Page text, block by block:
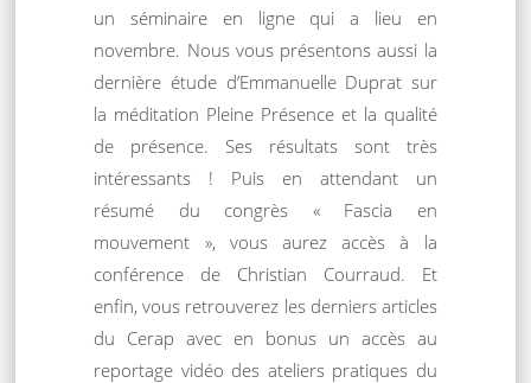
un séminaire en ligne qui a lieu en
novembre. Nous vous présentons aussi la
dernière étude d’Emmanuelle Duprat sur
la méditation Pleine Présence et la qualité
de présence. Ses résultats sont très
intéressants ! Puis en attendant un
résumé du congrès « Fascia en
mouvement », vous aurez accès à la
conférence de Christian Courraud. Et
enfin, vous retrouverez les derniers articles
du Cerap avec en bonus un accès au
reportage vidéo des ateliers pratiques du